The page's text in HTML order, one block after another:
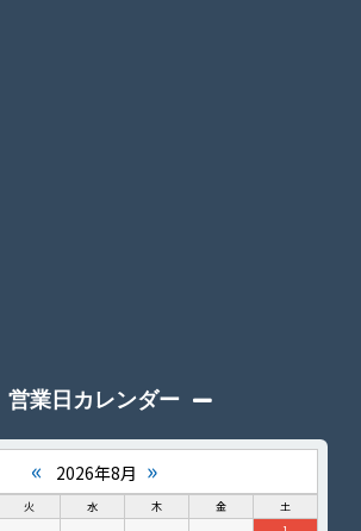
営業日カレンダー
« 2026年8月 »
火 水 木 金
土